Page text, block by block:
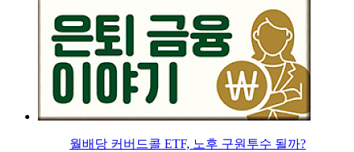
월배당 커버드콜 ETF, 노후 구원투수 될까?